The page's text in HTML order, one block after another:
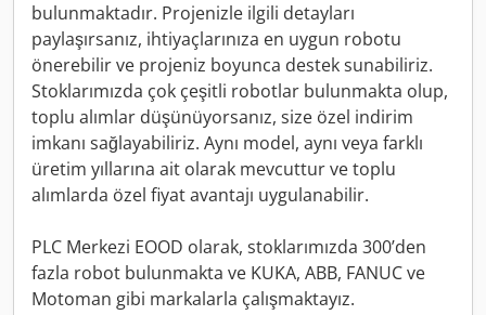
bulunmaktadır. Projenizle ilgili detayları
paylaşırsanız, ihtiyaçlarınıza en uygun robotu
önerebilir ve projeniz boyunca destek sunabiliriz.
Stoklarımızda çok çeşitli robotlar bulunmakta olup,
toplu alımlar düşünüyorsanız, size özel indirim
imkanı sağlayabiliriz. Aynı model, aynı veya farklı
üretim yıllarına ait olarak mevcuttur ve toplu
alımlarda özel fiyat avantajı uygulanabilir.
PLC Merkezi EOOD olarak, stoklarımızda 300’den
fazla robot bulunmakta ve KUKA, ABB, FANUC ve
Motoman gibi markalarla çalışmaktayız.